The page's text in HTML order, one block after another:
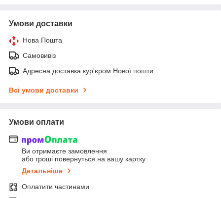
Умови доставки
Нова Пошта
Самовивіз
Адресна доставка кур'єром Нової пошти
Всі умови доставки
Умови оплати
Ви отримаєте замовлення
або гроші повернуться на вашу картку
Детальніше
Оплатити частинами